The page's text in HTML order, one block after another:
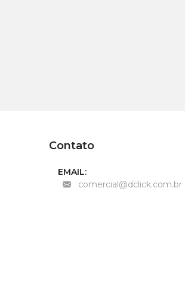
Contato
EMAIL:
comercial@dclick.com.br